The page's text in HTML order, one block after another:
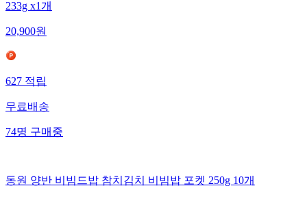
233g x1개
20,900원
627적립
무료배송
74명구매중
동원 양반 비빔드밥 참치김치 비빔밥 포켓 250g 10개